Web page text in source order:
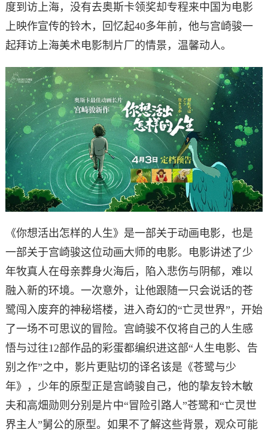
度到访上海，没有去奥斯卡领奖却专程来中国为电影
上映作宣传的铃木，回忆起40多年前，他与宫崎骏一
起拜访上海美术电影制片厂的情景，温馨动人。
《你想活出怎样的人生》是一部关于动画电影，也是
一部关于宫崎骏这位动画大师的电影。电影讲述了少
年牧真人在母亲葬身火海后，陷入悲伤与阴郁，难以
融入新的环境。一次意外，让他跟随一只会说话的苍
鹭闯入废弃的神秘塔楼，进入奇幻的“亡灵世界”，开始
了一场不可思议的冒险。宫崎骏不仅将自己的人生感
悟与过往12部作品的彩蛋都编织进这部“人生电影、告
别之作”之中，影片更贴切的译名该是《苍鹭与少
年》，少年的原型正是宫崎骏自己，他的挚友铃木敏
夫和高畑勋则分别是片中“冒险引路人”苍鹭和“亡灵世
界主人”舅公的原型。如果不了解这些背景，观众可能